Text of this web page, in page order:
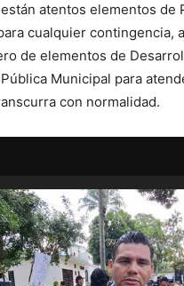
atentos elementos de
cualquier contingencia,
de elementos de
Municipal para
con normalidad.